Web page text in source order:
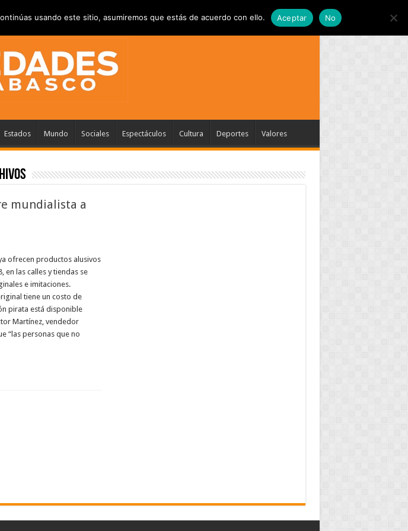
Estados Mundo Sociales Espectáculos Cultura Deportes Valores
mundialista a
ofrecen productos alusivos
en las calles y tiendas se
e imitaciones.
tiene un costo de
pirata está disponible
Martínez, vendedor
“las personas que no
usando este sitio, asumiremos que estás de acuerdo con ello. Aceptar No